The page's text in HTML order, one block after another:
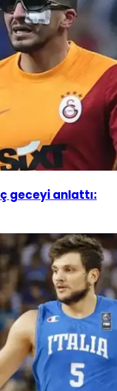
geceyi anlattı: